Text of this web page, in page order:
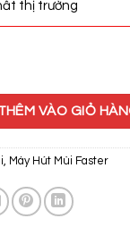
thị trường
VÀO GIỎ
, Máy Hút Mùi Faster